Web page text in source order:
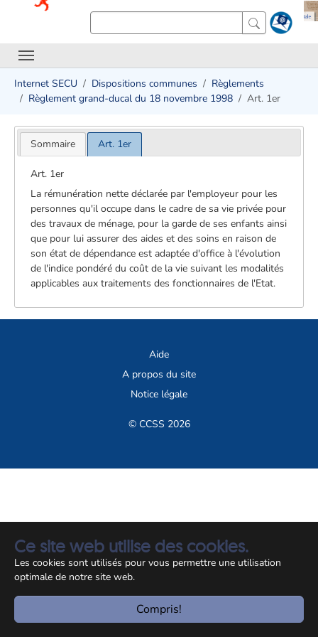
Ce site web utilise des cookies.
Les cookies sont utilisés pour vous permettre une utilisation
optimale de notre site web.
Compris!
Internet SECU Dispositions communes
Règlements
Règlement grand-ducal du 18 novembre 1998
Art. 1er
Sommaire Art. 1er
Art. 1er
La rémunération nette déclarée par l'employeur pour les
personnes qu'il occupe dans le cadre de sa vie privée pour
des travaux de ménage, pour la garde de ses enfants ainsi
que pour lui assurer des aides et des soins en raison de
son état de dépendance est adaptée d'office à l'évolution
de l'indice pondéré du coût de la vie suivant les modalités
applicables aux traitements des fonctionnaires de l'Etat.
Aide
A propos du site
Notice légale
© CCSS 2026